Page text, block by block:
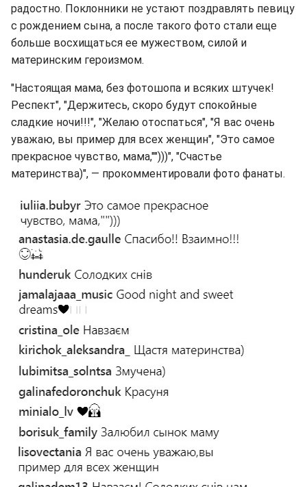
радостно. Поклонники не устают поздравлять певицу
с рождением сына, а после такого фото стали еще
больше восхищаться ее мужеством, силой и
материнским героизмом.
"Настоящая мама, без фотошопа и всяких штучек!
Респект", "Держитесь, скоро будут спокойные
сладкие ночи!!!", "Желаю отоспаться", "Я вас очень
уважаю, вы пример для всех женщин", "Это самое
прекрасное чувство, мама,"")))", "Счастье
материнства)", — прокомментировали фото фанаты.